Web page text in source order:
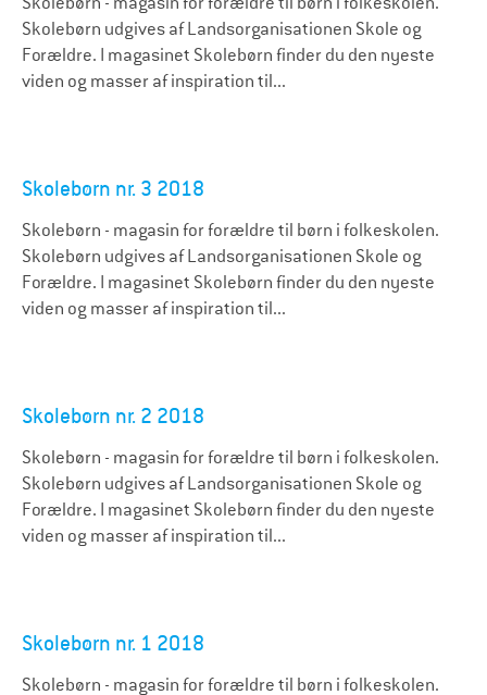
Skolebørn udgives af Landsorganisationen Skole og
Forældre. I magasinet Skolebørn finder du den nyeste
viden og masser af inspiration til...
Skolebørn nr. 3 2018
Skolebørn - magasin for forældre til børn i folkeskolen.
Skolebørn udgives af Landsorganisationen Skole og
Forældre. I magasinet Skolebørn finder du den nyeste
viden og masser af inspiration til...
Skolebørn nr. 2 2018
Skolebørn - magasin for forældre til børn i folkeskolen.
Skolebørn udgives af Landsorganisationen Skole og
Forældre. I magasinet Skolebørn finder du den nyeste
viden og masser af inspiration til...
Skolebørn nr. 1 2018
Skolebørn - magasin for forældre til børn i folkeskolen.